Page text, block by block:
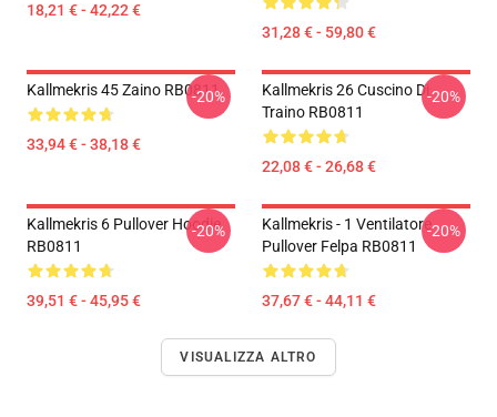
18,21 € - 42,22 €
31,28 € - 59,80 €
Kallmekris 45 Zaino RB0811
33,94 € - 38,18 €
-20%
Kallmekris 26 Cuscino Di
Traino RB0811
22,08 € - 26,68 €
-20%
Kallmekris 6 Pullover Hoodie
RB0811
39,51 € - 45,95 €
-20%
Kallmekris - 1 Ventilatore
Pullover Felpa RB0811
37,67 € - 44,11 €
-20%
VISUALIZZA ALTRO